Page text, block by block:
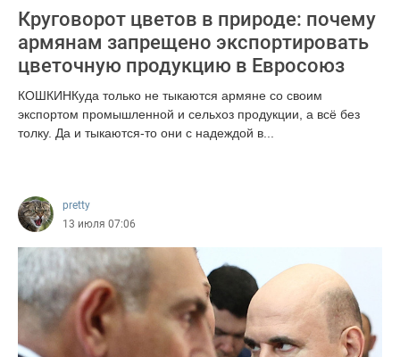
Круговорот цветов в природе: почему
армянам запрещено экспортировать
цветочную продукцию в Евросоюз
КОШКИНКуда только не тыкаются армяне со своим
экспортом промышленной и сельхоз продукции, а всё без
толку. Да и тыкаются-то они с надеждой в...
pretty
13 июля 07:06